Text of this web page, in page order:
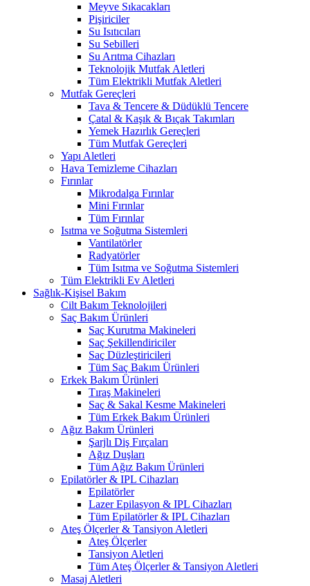
Meyve Sıkacakları
Pişiriciler
Su Isıtıcıları
Su Sebilleri
Su Arıtma Cihazları
Teknolojik Mutfak Aletleri
Tüm Elektrikli Mutfak Aletleri
Mutfak Gereçleri
Tava & Tencere & Düdüklü Tencere
Çatal & Kaşık & Bıçak Takımları
Yemek Hazırlık Gereçleri
Tüm Mutfak Gereçleri
Yapı Aletleri
Hava Temizleme Cihazları
Fırınlar
Mikrodalga Fırınlar
Mini Fırınlar
Tüm Fırınlar
Isıtma ve Soğutma Sistemleri
Vantilatörler
Radyatörler
Tüm Isıtma ve Soğutma Sistemleri
Tüm Elektrikli Ev Aletleri
Sağlık-Kişisel Bakım
Cilt Bakım Teknolojileri
Saç Bakım Ürünleri
Saç Kurutma Makineleri
Saç Şekillendiriciler
Saç Düzleştiricileri
Tüm Saç Bakım Ürünleri
Erkek Bakım Ürünleri
Tıraş Makineleri
Saç & Sakal Kesme Makineleri
Tüm Erkek Bakım Ürünleri
Ağız Bakım Ürünleri
Şarjlı Diş Fırçaları
Ağız Duşları
Tüm Ağız Bakım Ürünleri
Epilatörler & IPL Cihazları
Epilatörler
Lazer Epilasyon & IPL Cihazları
Tüm Epilatörler & IPL Cihazları
Ateş Ölçerler & Tansiyon Aletleri
Ateş Ölçerler
Tansiyon Aletleri
Tüm Ateş Ölçerler & Tansiyon Aletleri
Masaj Aletleri